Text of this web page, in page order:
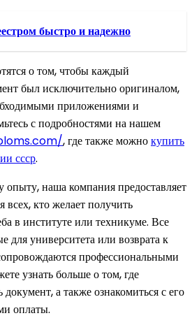
быстро и надежно
о том, чтобы каждый
был исключительно оригиналом,
приложениями и
с подробностями на нашем
, где также можнокупить
ссср.
опыту, наша компания предоставляет
всех, кто желает получить
в институте или техникуме. Все
университета или возврата к
профессиональными
узнать больше о том, где
документ, а также ознакомиться с его
оплаты.